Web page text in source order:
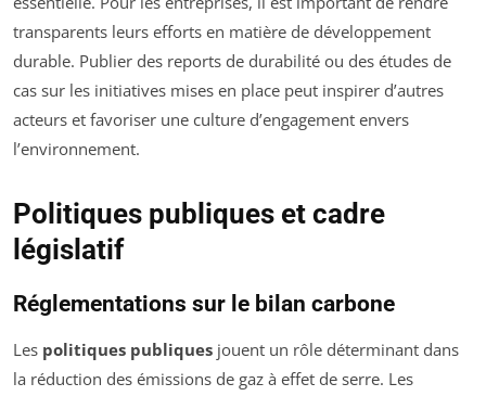
transparents leurs efforts en matière de développement
durable. Publier des reports de durabilité ou des études de
cas sur les initiatives mises en place peut inspirer d’autres
acteurs et favoriser une culture d’engagement envers
l’environnement.
Politiques publiques et cadre
législatif
Réglementations sur le bilan carbone
Les politiques publiques jouent un rôle déterminant dans
la réduction des émissions de gaz à effet de serre. Les